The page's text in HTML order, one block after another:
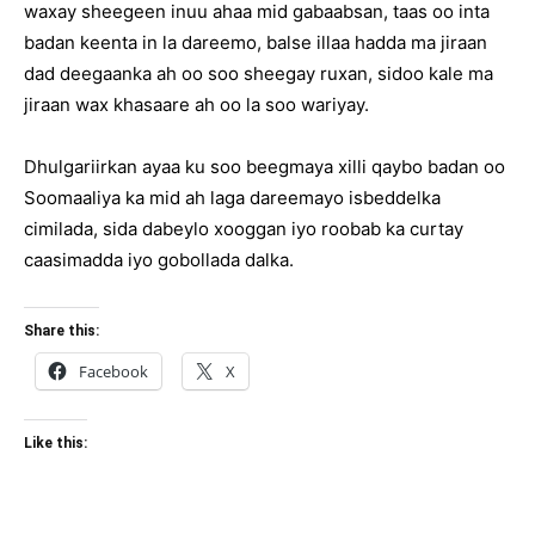
waxay sheegeen inuu ahaa mid gabaabsan, taas oo inta
badan keenta in la dareemo, balse illaa hadda ma jiraan
dad deegaanka ah oo soo sheegay ruxan, sidoo kale ma
jiraan wax khasaare ah oo la soo wariyay.
Dhulgariirkan ayaa ku soo beegmaya xilli qaybo badan oo
Soomaaliya ka mid ah laga dareemayo isbeddelka
cimilada, sida dabeylo xooggan iyo roobab ka curtay
caasimadda iyo gobollada dalka.
Share this:
Facebook X
Like this: